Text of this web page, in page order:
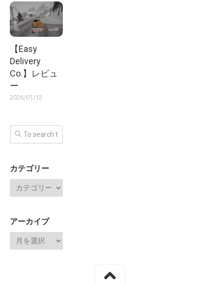
【Easy
Delivery
Co.】レビュ
ー
2026/01/12
カテゴリー
アーカイブ